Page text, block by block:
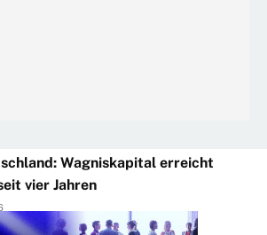
Wagniskapital erreicht
vier Jahren